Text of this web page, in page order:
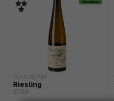
OLEG REPIN
Riesling
2024